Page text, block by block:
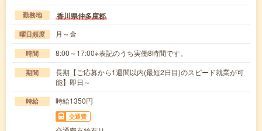
勤務地 香川県仲多度郡
曜日頻度 月～金
時間 8:00～17:00※表記のうち実働8時間です。
期間
長期【ご応募から1週間以内(最短2日目)のスピード就業が可
能】即日～
時給 時給1350円
交通費